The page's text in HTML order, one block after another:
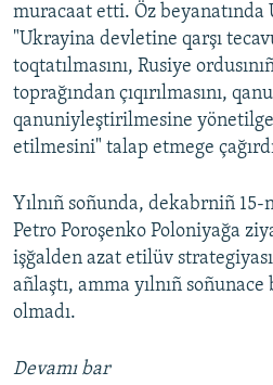
muracaat etti. Öz
"Ukrayina devletine qarşı
toqtatılmasını, Rusiye
toprağından çıqırılmasını,
qanuniyleştirilmesine
etilmesini" talap etmege
Yılnıñ soñunda, dekabrniñ
Petro Poroşenko Poloniyağa
işğalden azat etilüv
añlaştı, amma yılnıñ
olmadı.
Devamı bar